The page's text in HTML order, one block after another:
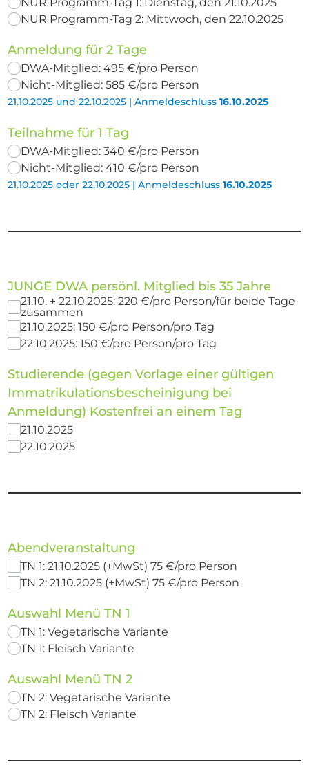
NUR Programm-Tag 2: Mittwoch, den 22.10.2025
Anmeldung für 2 Tage
DWA-Mitglied: 495 €/pro Person
Nicht-Mitglied: 585 €/pro Person
21.10.2025 und 22.10.2025 | Anmeldeschluss 16.10.2025
Teilnahme für 1 Tag
DWA-Mitglied: 340 €/pro Person
Nicht-Mitglied: 410 €/pro Person
21.10.2025 oder 22.10.2025 | Anmeldeschluss 16.10.2025
JUNGE DWA persönl. Mitglied bis 35 Jahre
21.10. + 22.10.2025: 220 €/pro Person/für beide Tage
zusammen
21.10.2025: 150 €/pro Person/pro Tag
22.10.2025: 150 €/pro Person/pro Tag
Studierende (gegen Vorlage einer gültigen
Immatrikulationsbescheinigung bei
Anmeldung) Kostenfrei an einem Tag
21.10.2025
22.10.2025
Abendveranstaltung
TN 1: 21.10.2025 (+MwSt) 75 €/pro Person
TN 2: 21.10.2025 (+MwSt) 75 €/pro Person
Auswahl Menü TN 1
TN 1: Vegetarische Variante
TN 1: Fleisch Variante
Auswahl Menü TN 2
TN 2: Vegetarische Variante
TN 2: Fleisch Variante